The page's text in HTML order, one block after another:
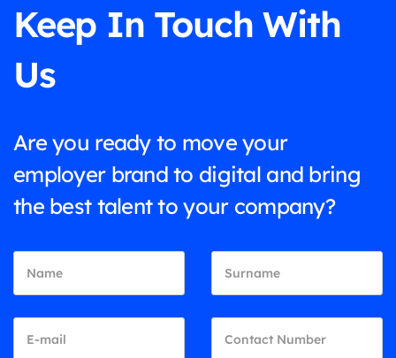
Keep In Touch With
Us
Are you ready to move your
employer brand to digital and bring
the best talent to your company?